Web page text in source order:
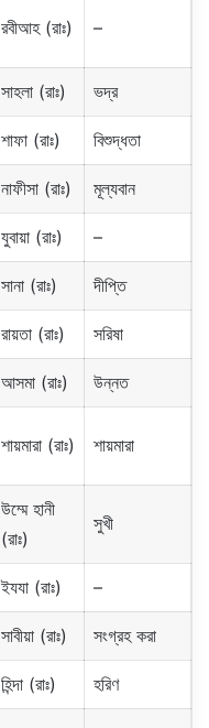
রবীআহ (রাঃ) –
সাহলা (রাঃ) ভদ্র
শাফা (রাঃ) বিশুদ্ধতা
নাফীসা (রাঃ) মূল্যবান
যুবায়া (রাঃ) –
সানা (রাঃ) দীপ্তি
রায়তা (রাঃ) সরিষা
আসমা (রাঃ) উন্নত
শায়মারা (রাঃ) শায়মারা
উম্মে হানী
(রাঃ)
সুখী
ইযযা (রাঃ) –
সাবীয়া (রাঃ) সংগ্রহ করা
হিন্দা (রাঃ) হরিণ